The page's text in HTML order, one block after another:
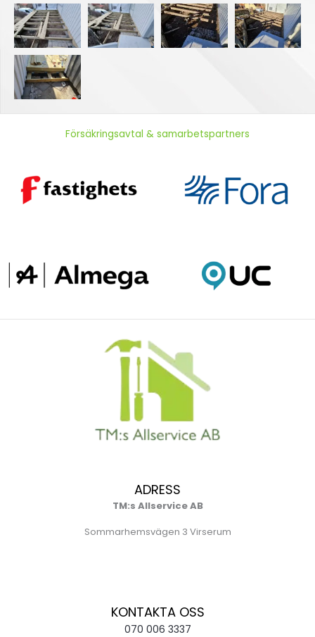
Försäkringsavtal & samarbetspartners
ADRESS
TM:s Allservice AB
Sommarhemsvägen 3 Virserum
KONTAKTA OSS
070 006 3337